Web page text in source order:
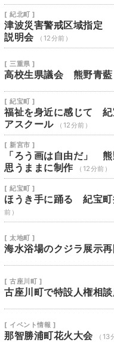
[ 紀北町 ]
津波災害警戒区域指
説明会
（12分前）
[ 三重県 ]
高校生県議会 熊野青藍
[ 紀宝町 ]
福祉を身近に感じて
アスクール
（12分前）
[ 新宮市 ]
「ろう画は自由だ」
思うままに制作
（12分前）
[ 紀宝町 ]
ほうき手に踊る 紀宝町
前）
[ 太地町 ]
海水浴場のクジラ展示再
[ 古座川町 ]
古座川町で特設人権相
[ イベント情報 ]
那智勝浦町花火大会 （13